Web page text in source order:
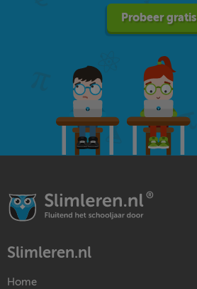
Probeer gratis
Slimleren.nl
Home